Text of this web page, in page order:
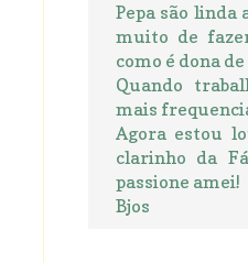
Pepa são linda
muito de
como é dona
Quando
mais
Agora estou
clarinho da
passione amei!
Bjos